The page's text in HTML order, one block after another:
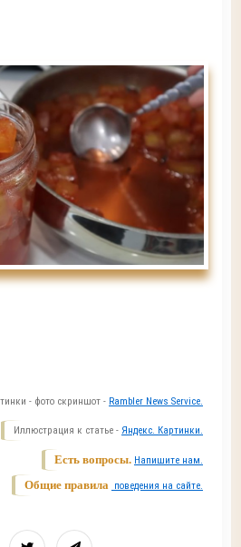
- фото скриншот - Rambler News Service.
Иллюстрация к статье - Яндекс. Картинки.
Есть вопросы. Напишите нам.
Общие правила поведения на сайте.